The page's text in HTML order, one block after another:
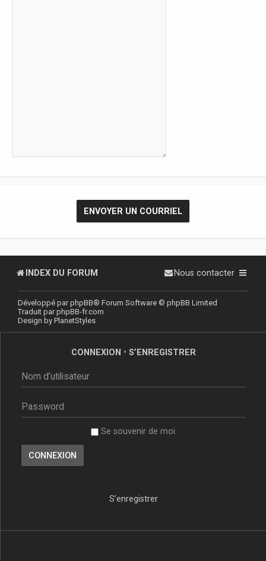
INDEX DU FORUM Nous contacter
Développé parphpBB® Forum Software © phpBB Limited
Traduit parphpBB-fr.com
Design by PlanetStyles
CONNEXION • S’ENREGISTRER
Se souvenir de moi
S’enregistrer